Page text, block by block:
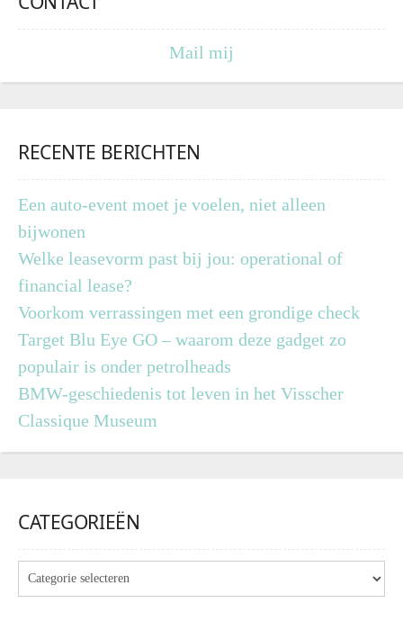
Mail mij
RECENTE BERICHTEN
Een auto-event moet je voelen, niet alleen
bijwonen
Welke leasevorm past bij jou: operational of
financial lease?
Voorkom verrassingen met een grondige check
Target Blu Eye GO – waarom deze gadget zo
populair is onder petrolheads
BMW-geschiedenis tot leven in het Visscher
Classique Museum
CATEGORIEËN